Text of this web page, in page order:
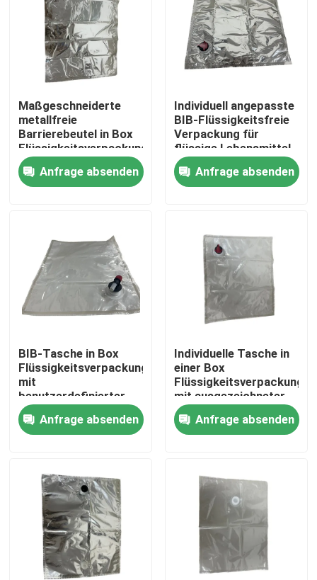
Haus
Über uns
Fabrik-Ausflug
Qualitätskontrolle
Treten Sie mit uns in Verbindung
Nachrichten
Fälle
Verpacken- der Lebensmittelbeutel
Ausgussverpackungsbeutel
Maßgeschneiderte
metallfreie
Barrierebeutel in Box
Flüssigkeitsverpackungsposen
Anfrage absenden
Individuell angepasste
BIB-Flüssigkeitsfreie
Verpackung für
flüssige Lebensmittel
Anfrage absenden
BIB-Tasche in Box
Flüssigkeitsverpackung
mit
benutzerdefinierter
Kappe für flüssigen
Saft und Milch
Anfrage absenden
Individuelle Tasche in
einer Box
mit ausgezeichneter
Sauerstoffbarriere
Anfrage absenden